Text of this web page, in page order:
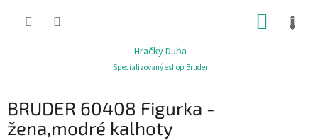
Hračky Duba
Specializovaný eshop Bruder
BRUDER 60408 Figurka -
žena,modré kalhoty